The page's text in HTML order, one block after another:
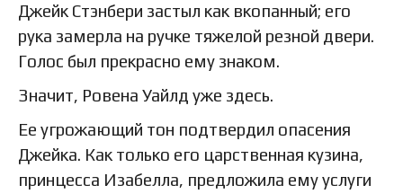
Джейк Стэнбери застыл как вкопанный; его
рука замерла на ручке тяжелой резной двери.
Голос был прекрасно ему знаком.
Значит, Ровена Уайлд уже здесь.
Ее угрожающий тон подтвердил опасения
Джейка. Как только его царственная кузина,
принцесса Изабелла, предложила ему услуги